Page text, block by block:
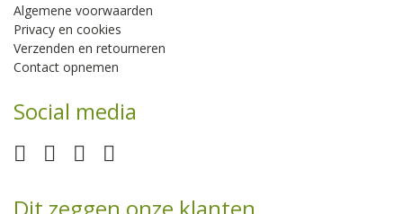
Algemene voorwaarden
Privacy en cookies
Verzenden en retourneren
Contact opnemen
Social media